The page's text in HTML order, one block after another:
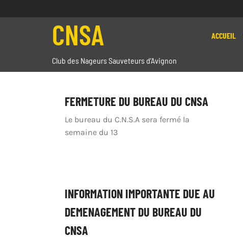
au
CNSA
Club des Nageurs Sauveteurs d’Avignon
ACCUEIL
FERMETURE DU BUREAU DU CNSA
Le bureau du C.N.S.A sera fermé la
semaine du 13
INFORMATION IMPORTANTE DUE AU
DEMENAGEMENT DU BUREAU DU
CNSA